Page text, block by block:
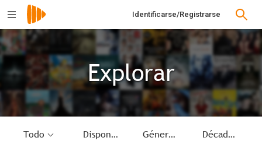
Identificarse/Registrarse
Explorar
Todo Disponible Género Década